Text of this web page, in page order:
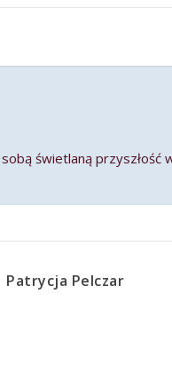
świetlaną przyszłość
Patrycja Pelczar